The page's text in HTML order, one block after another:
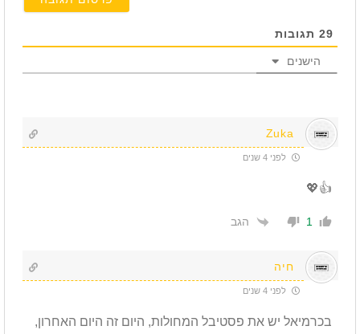
29 תגובות
הישנים
Zuka
לפני 4 שנים
👍💖
1 הגב
חיה
לפני 4 שנים
בכרמיאל יש את פסטיבל המחולות, היום זה היום האחרון,